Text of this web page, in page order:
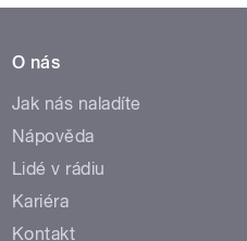
O nás
Jak nás naladíte
Nápověda
Lidé v rádiu
Kariéra
Kontakt